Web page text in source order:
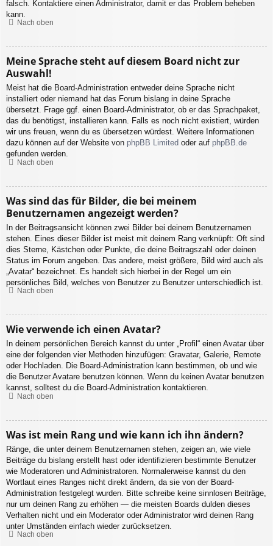
falsch. Kontaktiere einen Administrator, damit er das Problem beheben
kann.
Nach oben
Meine Sprache steht auf diesem Board nicht zur
Auswahl!
Meist hat die Board-Administration entweder deine Sprache nicht
installiert oder niemand hat das Forum bislang in deine Sprache
übersetzt. Frage ggf. einen Board-Administrator, ob er das Sprachpaket,
das du benötigst, installieren kann. Falls es noch nicht existiert, würden
wir uns freuen, wenn du es übersetzen würdest. Weitere Informationen
dazu können auf der Website von phpBB Limited oder auf phpBB.de
gefunden werden.
Nach oben
Was sind das für Bilder, die bei meinem
Benutzernamen angezeigt werden?
In der Beitragsansicht können zwei Bilder bei deinem Benutzernamen
stehen. Eines dieser Bilder ist meist mit deinem Rang verknüpft: Oft sind
dies Sterne, Kästchen oder Punkte, die deine Beitragszahl oder deinen
Status im Forum angeben. Das andere, meist größere, Bild wird auch als
„Avatar“ bezeichnet. Es handelt sich hierbei in der Regel um ein
persönliches Bild, welches von Benutzer zu Benutzer unterschiedlich ist.
Nach oben
Wie verwende ich einen Avatar?
In deinem persönlichen Bereich kannst du unter „Profil“ einen Avatar über
eine der folgenden vier Methoden hinzufügen: Gravatar, Galerie, Remote
oder Hochladen. Die Board-Administration kann bestimmen, ob und wie
die Benutzer Avatare benutzen können. Wenn du keinen Avatar benutzen
kannst, solltest du die Board-Administration kontaktieren.
Nach oben
Was ist mein Rang und wie kann ich ihn ändern?
Ränge, die unter deinem Benutzernamen stehen, zeigen an, wie viele
Beiträge du bislang erstellt hast oder identifizieren bestimmte Benutzer
wie Moderatoren und Administratoren. Normalerweise kannst du den
Wortlaut eines Ranges nicht direkt ändern, da sie von der Board-
Administration festgelegt wurden. Bitte schreibe keine sinnlosen Beiträge,
nur um deinen Rang zu erhöhen — die meisten Boards dulden dieses
Verhalten nicht und ein Moderator oder Administrator wird deinen Rang
unter Umständen einfach wieder zurücksetzen.
Nach oben